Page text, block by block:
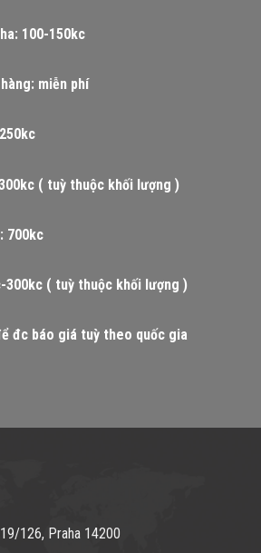
100-150kc
miễn phí
( tuỳ thuộc khối lượng )
700kc
300kc ( tuỳ thuộc khối lượng )
đc báo giá tuỳ theo quốc gia
126, Praha 14200